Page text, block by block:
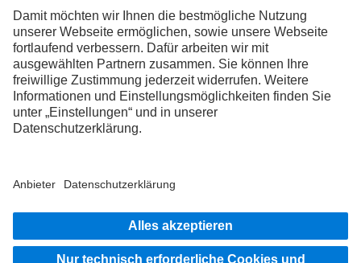
FOLLOW THE ROADSTARS.
Tausche jetzt Erfahrungen mit anderen Truckerinnen und
Truckern aus.
Steig ein
Impressum
Datenschutz